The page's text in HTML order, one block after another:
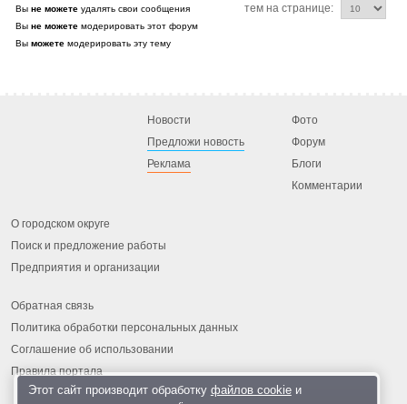
Вы не можете удалять свои сообщения
Вы не можете модерировать этот форум
Вы можете модерировать эту тему
тем на странице:
Новости
Предложи новость
Реклама
Фото
Форум
Блоги
Комментарии
О городском округе
Поиск и предложение работы
Предприятия и организации
Обратная связь
Политика обработки персональных данных
Соглашение об использовании
Правила портала
Этот сайт производит обработку файлов cookieи